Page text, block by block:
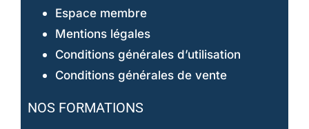
Espace membre
Mentions légales
Conditions générales d’utilisation
Conditions générales de vente
NOS FORMATIONS